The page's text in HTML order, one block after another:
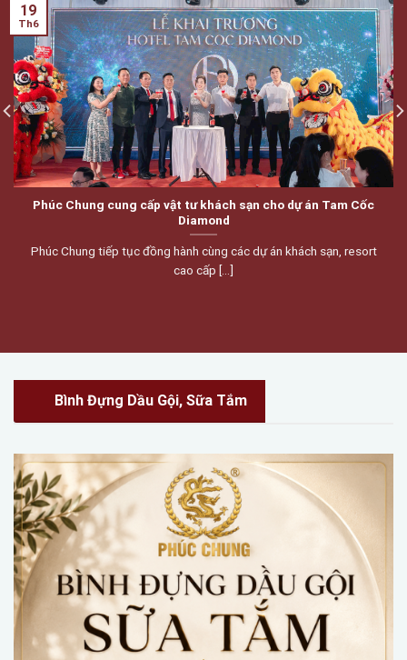
Phúc Chung cung cấp vật tư khách sạn cho dự án Tam Cốc
Diamond
Phúc Chung tiếp tục đồng hành cùng các dự án khách sạn, resort
cao cấp [...]
19
Th6
Bình Đựng Dầu Gội, Sữa Tắm